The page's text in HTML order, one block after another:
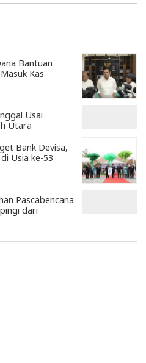
Bantuan
Kas
Usai
Utara
Bank Devisa,
Usia ke-53
Pascabencana
dari